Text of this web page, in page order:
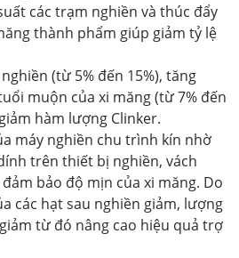
các trạm nghiền và thúc đẩy
thành phẩm giúp giảm tỷ lệ
(từ 5% đến 15%), tăng
muộn của xi măng (từ 7% đến
hàm lượng Clinker.
máy nghiền chu trình kín nhờ
trên thiết bị nghiền, vách
bảo độ mịn của xi măng. Do
các hạt sau nghiền giảm, lượng
từ đó nâng cao hiệu quả trợ